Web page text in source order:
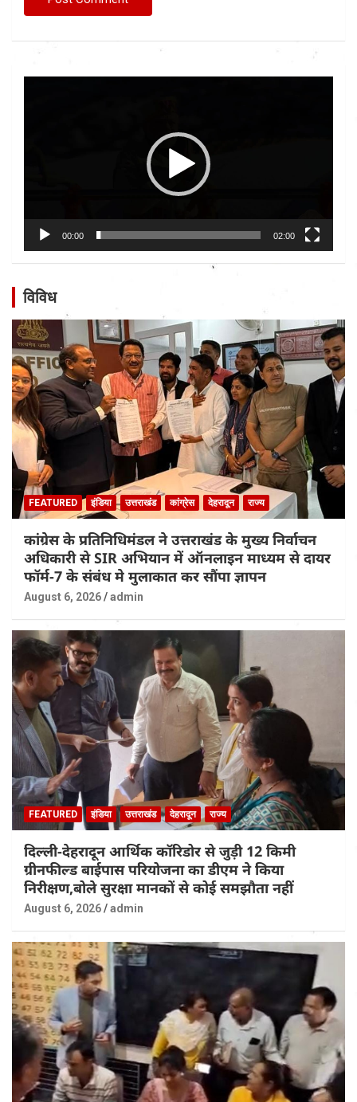
00:00 02:00
विविध
FEATURED इंडिया उत्तराखंड कांग्रेस देहरादून राज्य
कांग्रेस के प्रतिनिधिमंडल ने उत्तराखंड के मुख्य निर्वाचन
अधिकारी से SIR अभियान में ऑनलाइन माध्यम से दायर
फॉर्म-7 के संबंध मे मुलाकात कर सौंपा ज्ञापन
August 6, 2026 admin
FEATURED इंडिया उत्तराखंड देहरादून राज्य
दिल्ली-देहरादून आर्थिक कॉरिडोर से जुड़ी 12 किमी
ग्रीनफील्ड बाईपास परियोजना का डीएम ने किया
निरीक्षण,बोले सुरक्षा मानकों से कोई समझौता नहीं
August 6, 2026 admin